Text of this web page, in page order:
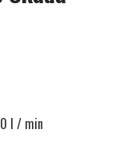
l / min